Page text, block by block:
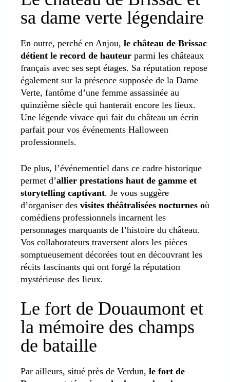
sa dame verte légendaire
En outre, perché en Anjou, le château de Brissac
détient le record de hauteur parmi les châteaux
français avec ses sept étages. Sa réputation repose
également sur la présence supposée de la Dame
Verte, fantôme d’une femme assassinée au
quinzième siècle qui hanterait encore les lieux.
Une légende vivace qui fait du château un écrin
parfait pour vos événements Halloween
professionnels.
De plus, l’événementiel dans ce cadre historique
permet d’allier prestations haut de gamme et
storytelling captivant. Je vous suggère
d’organiser des visites théâtralisées nocturnes où
comédiens professionnels incarnent les
personnages marquants de l’histoire du château.
Vos collaborateurs traversent alors les pièces
somptueusement décorées tout en découvrant les
récits fascinants qui ont forgé la réputation
mystérieuse des lieux.
Le fort de Douaumont et
la mémoire des champs
de bataille
Par ailleurs, situé près de Verdun, le fort de